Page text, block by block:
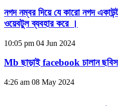
নগদ নম্বর দিয়ে যে কারো নগদ
ওয়েবটুল ব্যবহার করে ।
10:05 pm 04 Jun 2024
Mb ছাড়াই facebook চালান
4:26 am 08 May 2024